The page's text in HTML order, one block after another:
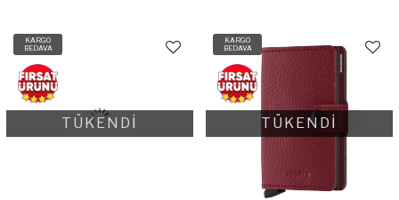
KARGO
BEDAVA
TÜKENDİ
KARGO
BEDAVA
TÜKENDİ